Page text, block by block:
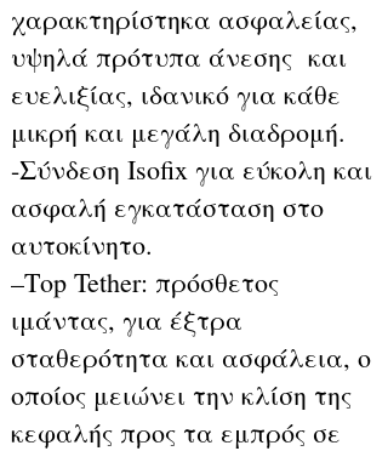
χαρακτηρίστηκα ασφαλείας,
υψηλά πρότυπα άνεσης και
ευελιξίας, ιδανικό για κάθε
μικρή και μεγάλη διαδρομή.
-Σύνδεση Isofix για εύκολη και
ασφαλή εγκατάσταση στο
αυτοκίνητο.
–Τop Tether: πρόσθετος
ιμάντας, για έξτρα
σταθερότητα και ασφάλεια, ο
οποίος μειώνει την κλίση της
κεφαλής προς τα εμπρός σε